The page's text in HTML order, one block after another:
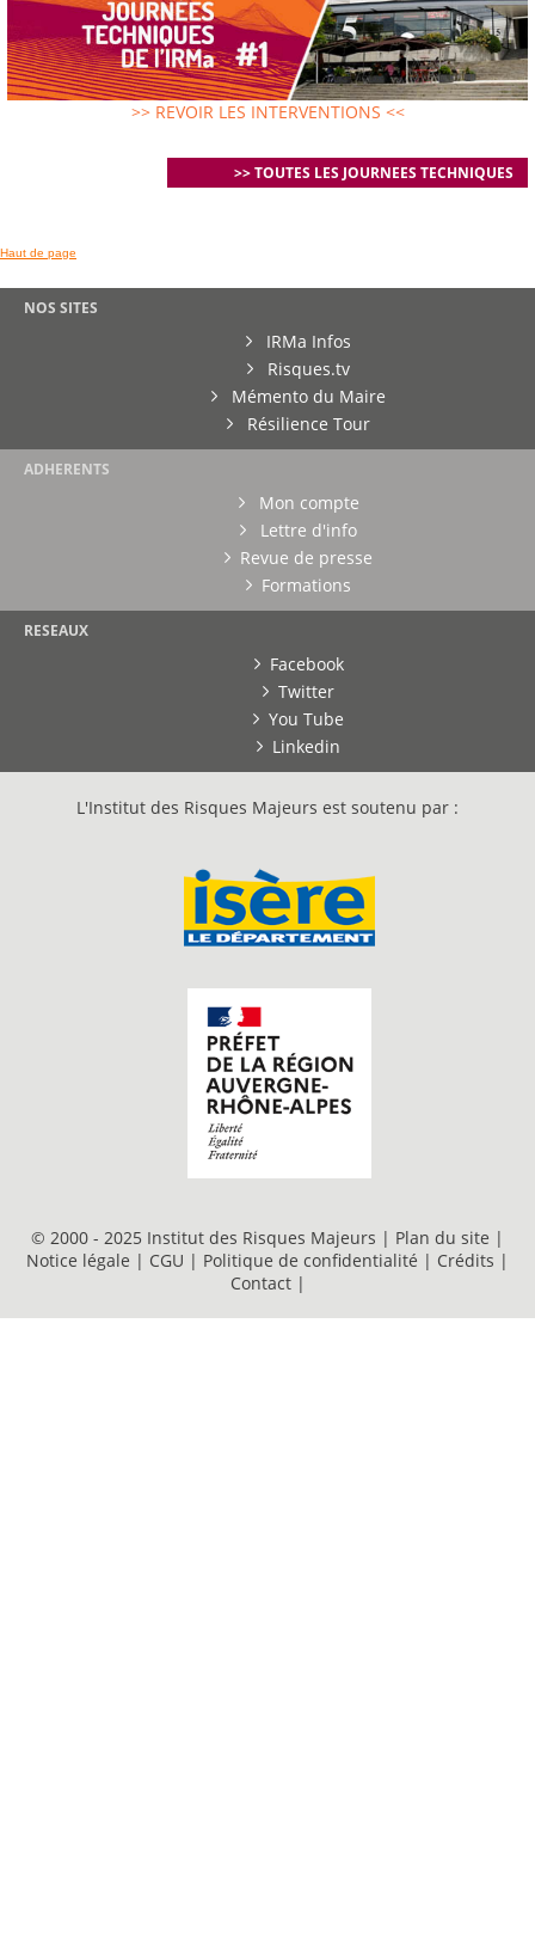
>> REVOIR LES INTERVENTIONS <<
>> TOUTES LES JOURNEES TECHNIQUES
Haut de page
NOS SITES
IRMa Infos
Risques.tv
Mémento du Maire
Résilience Tour
ADHERENTS
Mon compte
Lettre d'info
Revue de presse
Formations
RESEAUX
Facebook
Twitter
You Tube
Linkedin
L'Institut des Risques Majeurs est soutenu par :
© 2000 - 2025 Institut des Risques Majeurs | Plan du site |
Notice légale | CGU | Politique de confidentialité | Crédits |
Contact |